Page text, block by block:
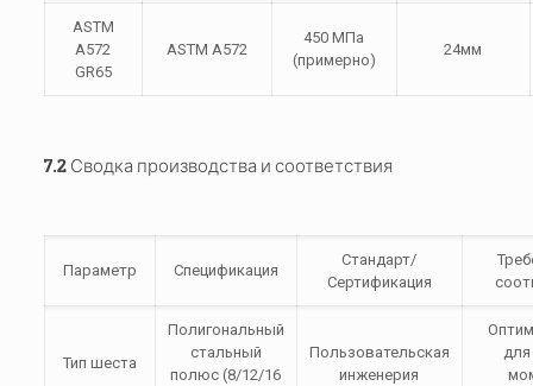
ASTM
A572
GR65
ASTM A572
450 МПа
(примерно)
24мм
7.2 Сводка производства и соответствия
Параметр Спецификация
Стандарт/
Сертификация
Тип шеста
Полигональный
стальный
полюс (8/12/16
Пользовательская
инженерия
для